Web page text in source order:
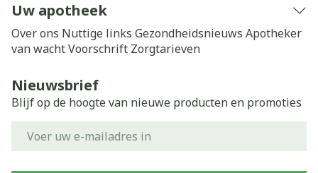
Uw apotheek
Over ons Nuttige links Gezondheidsnieuws Apotheker
van wachtVoorschrift Zorgtarieven
Nieuwsbrief
Blijf op de hoogte van nieuwe producten en promoties